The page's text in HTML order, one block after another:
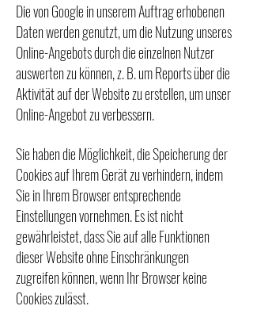
Die von Google in unserem Auftrag erhobenen
Daten werden genutzt, um die Nutzung unseres
Online-Angebots durch die einzelnen Nutzer
auswerten zu können, z. B. um Reports über die
Aktivität auf der Website zu erstellen, um unser
Online-Angebot zu verbessern.
Sie haben die Möglichkeit, die Speicherung der
Cookies auf Ihrem Gerät zu verhindern, indem
Sie in Ihrem Browser entsprechende
Einstellungen vornehmen. Es ist nicht
gewährleistet, dass Sie auf alle Funktionen
dieser Website ohne Einschränkungen
zugreifen können, wenn Ihr Browser keine
Cookies zulässt.